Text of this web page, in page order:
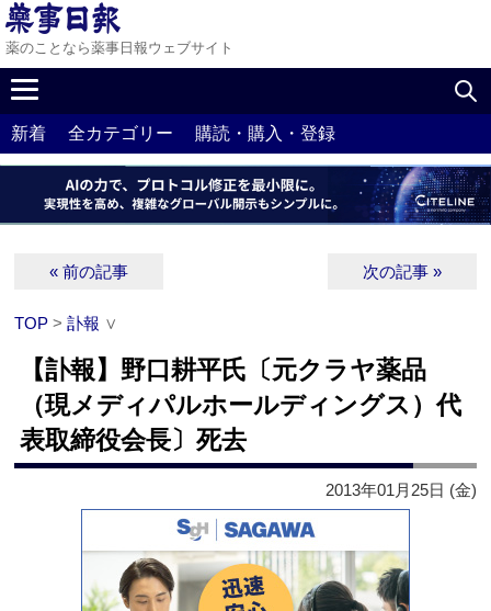
薬のことなら薬事日報ウェブサイト
新着 全カテゴリー 購読・購入・登録
« 前の記事 次の記事 »
TOP >訃報 ∨
【訃報】野口耕平氏〔元クラヤ薬品
（現メディパルホールディングス）代
表取締役会長〕死去
2013年01月25日 (金)